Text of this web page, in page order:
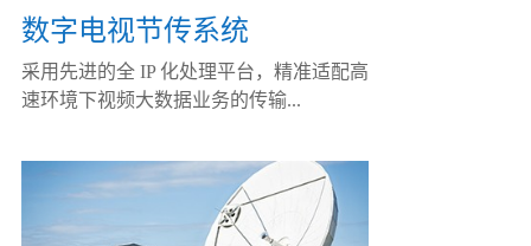
数字电视节传系统
采用先进的全 IP 化处理平台，精准适配高
速环境下视频大数据业务的传输...